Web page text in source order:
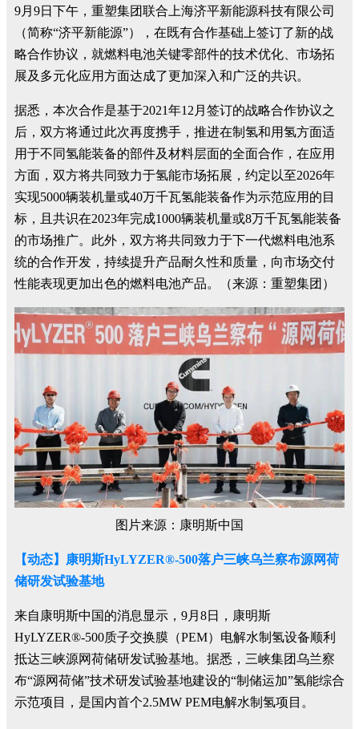
9月9日下午，重塑集团联合上海济平新能源科技有限公司
（简称“济平新能源”），在既有合作基础上签订了新的战
略合作协议，就燃料电池关键零部件的技术优化、市场拓
展及多元化应用方面达成了更加深入和广泛的共识。
据悉，本次合作是基于2021年12月签订的战略合作协议之
后，双方将通过此次再度携手，推进在制氢和用氢方面适
用于不同氢能装备的部件及材料层面的全面合作，在应用
方面，双方将共同致力于氢能市场拓展，约定以至2026年
实现5000辆装机量或40万千瓦氢能装备作为示范应用的目
标，且共识在2023年完成1000辆装机量或8万千瓦氢能装备
的市场推广。此外，双方将共同致力于下一代燃料电池系
统的合作开发，持续提升产品耐久性和质量，向市场交付
性能表现更加出色的燃料电池产品。（来源：重塑集团）
图片来源：康明斯中国
【动态】康明斯HyLYZER®-500落户三峡乌兰察布源网荷
储研发试验基地
来自康明斯中国的消息显示，9月8日，康明斯
HyLYZER®-500质子交换膜（PEM）电解水制氢设备顺利
抵达三峡源网荷储研发试验基地。据悉，三峡集团乌兰察
布“源网荷储”技术研发试验基地建设的“制储运加”氢能综合
示范项目，是国内首个2.5MW PEM电解水制氢项目。